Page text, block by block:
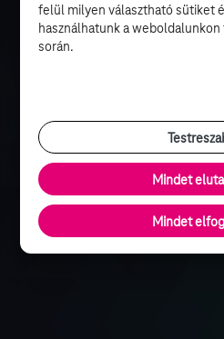
felül milyen választható sütiket
használhatunk a
során.
Mindet
Mindet